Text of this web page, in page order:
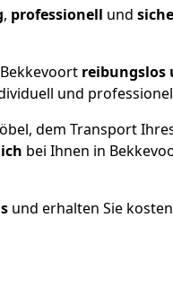
, professionell und
reibungslos
und
dem Transport
bei Ihnen in
und erhalten Sie